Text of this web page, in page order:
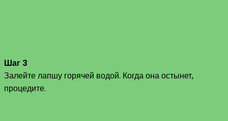
Шаг 3
Залейте лапшу горячей водой. Когда она остынет,
процедите.